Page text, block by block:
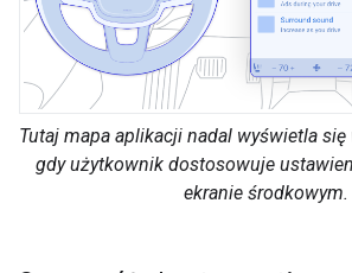
Tutaj mapa aplikacji nadal wyświetla
gdy użytkownik dostosowuje
ekranie środkowym.